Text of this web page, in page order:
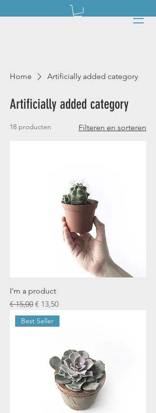
Home Artificially added category
Artificially added category
18 producten Filteren en sorteren
I'm a product
Normale prijs
€ 15,00 Verkoopprijs
€ 13,50
Best Seller